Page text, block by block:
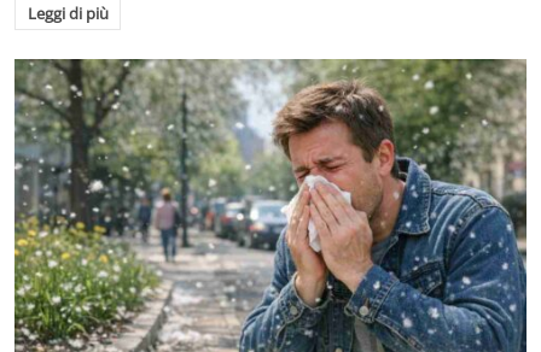
Leggi di più